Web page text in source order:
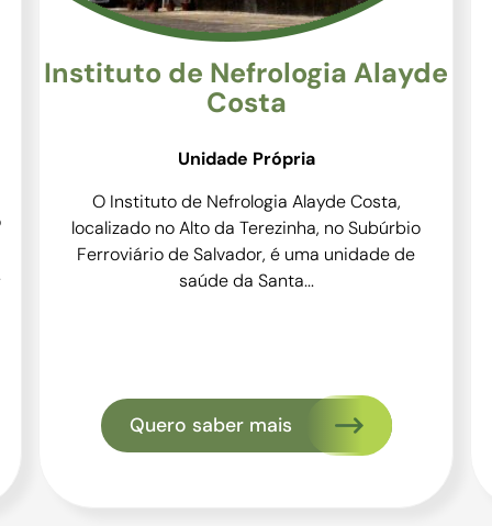
de Nefrologia Alayde
Costa
Unidade Própria
O Instituto de Nefrologia Alayde Costa,
localizado no Alto da Terezinha, no Subúrbio
Ferroviário de Salvador, é uma unidade de
saúde da Santa...
Quero saber mais